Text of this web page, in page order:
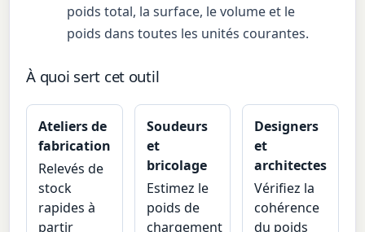
poids total, la surface, le volume et le
poids dans toutes les unités courantes.
À quoi sert cet outil
Ateliers de
fabrication
Relevés de
stock
rapides à
partir
Soudeurs
et
bricolage
Estimez le
poids de
chargement
Designers
et
architectes
Vérifiez la
cohérence
du poids